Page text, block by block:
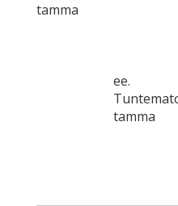
tamma
ee.
tamma